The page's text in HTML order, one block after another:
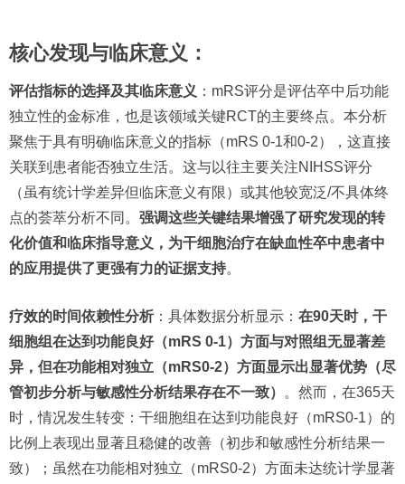
核心发现与临床意义：
评估指标的选择及其临床意义 ：mRS评分是评估卒中后功能
独立性的金标准，也是该领域关键RCT的主要终点。本分析
聚焦于具有明确临床意义的指标（mRS 0-1和0-2），这直接
关联到患者能否独立生活。这与以往主要关注NIHSS评分
（虽有统计学差异但临床意义有限）或其他较宽泛/不具体终
点的荟萃分析不同。 强调这些关键结果增强了研究发现的转
化价值和临床指导意义，为干细胞治疗在缺血性卒中患者中
的应用提供了更强有力的证据支持。
疗效的时间依赖性分析：具体数据分析显示： 在90天时，干
细胞组在达到功能良好（mRS 0-1）方面与对照组无显著差
异，但在功能相对独立（mRS0-2）方面显示出显著优势（尽
管初步分析与敏感性分析结果存在不一致）
。然而，在365天
时，情况发生转变：干细胞组在达到功能良好（mRS0-1）的
比例上表现出显著且稳健的改善（初步和敏感性分析结果一
致）；虽然在功能相对独立（mRS0-2）方面未达统计学显著